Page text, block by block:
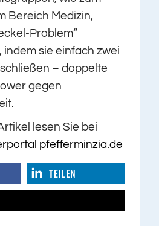
Bereich Medizin,
Problem“
indem sie einfach zwei
– doppelte
gegen
lesen Sie bei
pfefferminzia.de
TEILEN